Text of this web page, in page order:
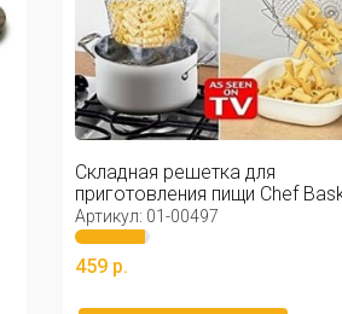
Складная решетка для
приготовления пищи Chef
(Шеф ...
Артикул: 01-00497
459 р.